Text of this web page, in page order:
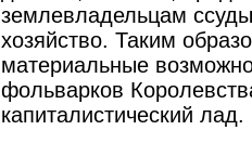
землевладельцам
хозяйство. Таким
материальные
фольварков
капиталистический лад.